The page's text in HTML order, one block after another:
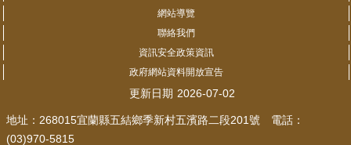
網站導覽
聯絡我們
資訊安全政策資訊
政府網站資料開放宣告
更新日期 2026-07-02
地址：268015宜蘭縣五結鄉季新村五濱路二段201號 電話：
(03)970-5815